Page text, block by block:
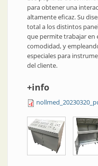
para obtener una
altamente eficaz. Su
total a los distintos
que permite trabajar en
comodidad, y
especiales para
del cliente.
+info